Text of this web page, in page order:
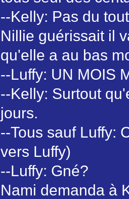
--Kelly: Pas du
Nillie guérissait il
qu'elle a au bas
--Luffy: UN MOIS
--Kelly: Surtout
jours.
--Tous sauf Luffy:
vers Luffy)
--Luffy: Gné?
Nami demanda à